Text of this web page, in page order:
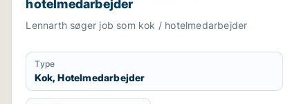
hotelmedarbejder
Lennarth søger job som kok / hotelmedarbejder
Type
Kok, Hotelmedarbejder